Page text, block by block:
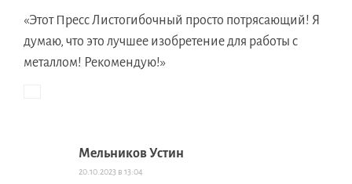
«Этот Пресс Листогибочный просто потрясающий! Я
думаю, что это лучшее изобретение для работы с
металлом! Рекомендую!»
Мельников Устин
20.10.2023 в 13:04